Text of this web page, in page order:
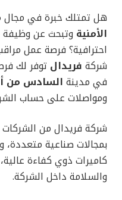
هل تمتلك خبرة في مجال
الأمنية وتبحث عن
احترافية؟ فرصة عمل
شركة فريدال توفر لك
في مدينةالسادس من
ومواصلات على حساب
شركة فريدال من
بمجالات صناعية
كاميرات ذوي كفاءة
والسلامة داخل الشركة.